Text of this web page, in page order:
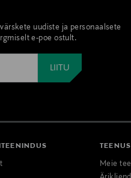
uudiste ja personaalsete
e-poe ostult.
Meie